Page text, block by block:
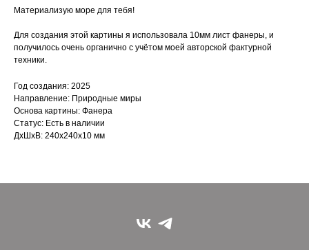
Материализую море для тебя!
Для создания этой картины я использовала 10мм лист фанеры, и
получилось очень органично с учётом моей авторской фактурной
техники.
Год создания: 2025
Направление: Природные миры
Основа картины: Фанера
Статус: Есть в наличии
ДxШxВ: 240x240x10 мм